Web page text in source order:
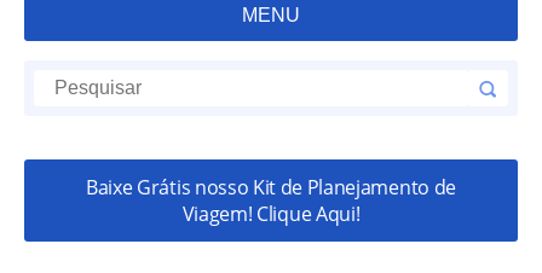
MENU
Baixe Grátis nosso Kit de Planejamento de
Viagem! Clique Aqui!